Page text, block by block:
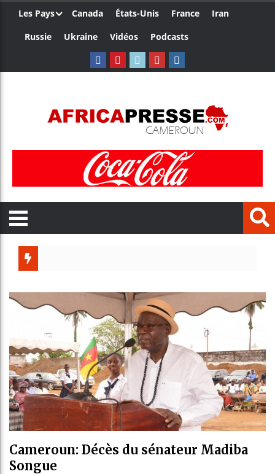
Les Pays Canada États-Unis France
Iran
Russie
Ukraine Vidéos Podcasts
Cameroun: Décès du sénateur Madiba
Songue